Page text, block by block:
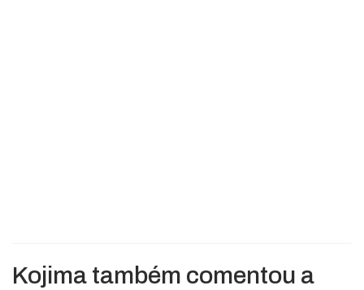
Kojima também comentou a